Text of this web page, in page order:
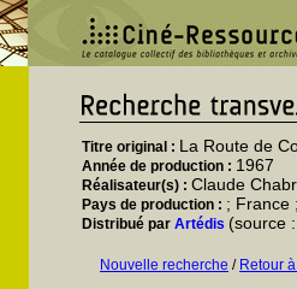
Titre original : La Route de
Année de production : 1967
Réalisateur(s) : Claude
Pays de production : ; France
Distribué par Artédis (source
Nouvelle recherche / Retour